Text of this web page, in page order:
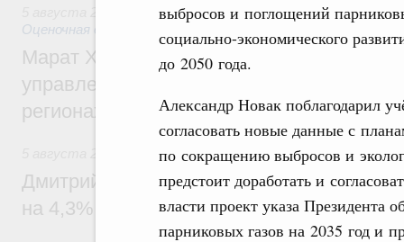
выбросов и поглощений
социально-экономического
до 2050 года.
Александр Новак поблагодарил
согласовать новые данные с
по сокращению выбросов и
предстоит доработать и
власти проект указа Президента
парниковых газов на 2035 год и
Земельные отношения. Кадастровая
Оценочная деятельность
Марат Хуснуллин: По решению
управление «ДОМ.РФ» перейдёт более
регионах
Внутренний и въездной туризм
Дмитрий Чернышенко: Внутренний
на 4,3%, въездной – на 20,1%